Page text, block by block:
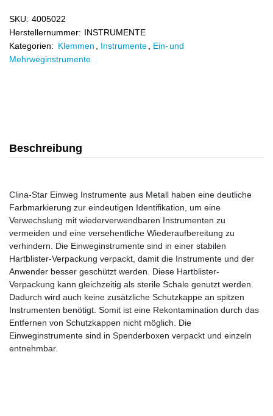
SKU: 4005022
Herstellernummer: INSTRUMENTE
Kategorien: Klemmen Instrumente
Ein- und
Mehrweginstrumente
Beschreibung
Clina-Star Einweg Instrumente aus Metall haben eine deutliche
Farbmarkierung zur eindeutigen Identifikation, um eine
Verwechslung mit wiederverwendbaren Instrumenten zu
vermeiden und eine versehentliche Wiederaufbereitung zu
verhindern. Die Einweginstrumente sind in einer stabilen
Hartblister-Verpackung verpackt, damit die Instrumente und der
Anwender besser geschützt werden. Diese Hartblister-
Verpackung kann gleichzeitig als sterile Schale genutzt werden.
Dadurch wird auch keine zusätzliche Schutzkappe an spitzen
Instrumenten benötigt. Somit ist eine Rekontamination durch das
Entfernen von Schutzkappen nicht möglich. Die
Einweginstrumente sind in Spenderboxen verpackt und einzeln
entnehmbar.